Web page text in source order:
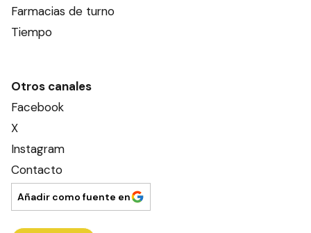
Farmacias de turno
Tiempo
Otros canales
Facebook
X
Instagram
Contacto
Añadir como fuente en